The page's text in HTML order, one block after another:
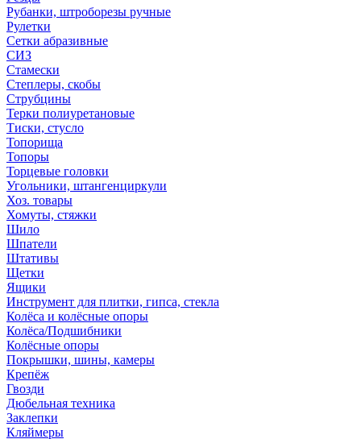
Рубанки, штроборезы ручные
Рулетки
Сетки абразивные
СИЗ
Стамески
Степлеры, скобы
Струбцины
Терки полиуретановые
Тиски, стусло
Топорища
Топоры
Торцевые головки
Угольники, штангенциркули
Хоз. товары
Хомуты, стяжки
Шило
Шпатели
Штативы
Щетки
Ящики
Инструмент для плитки, гипса, стекла
Колёса и колёсные опоры
Колёса/Подшибники
Колёсные опоры
Покрышки, шины, камеры
Крепёж
Гвозди
Дюбельная техника
Заклепки
Кляймеры